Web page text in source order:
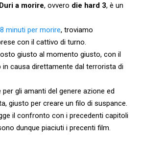
a morire, ovvero die hard 3, è un
minuti per morire, troviamo
con il cattivo di turno.
giusto al momento giusto, con il
causa direttamente dal terrorista di
gli amanti del genere azione ed
giusto per creare un filo di suspance.
il confronto con i precedenti capitoli
dunque piaciuti i precenti film.